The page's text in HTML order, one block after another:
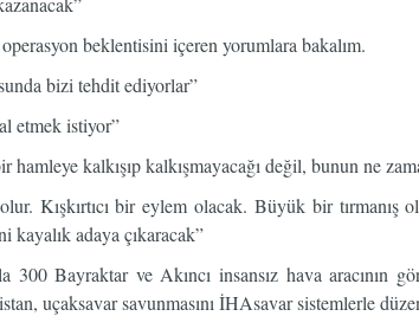
beklentisini içeren yorumlara bakalım.
bizi tehdit ediyorlar”
etmek istiyor”
hamleye kalkışıp kalkışmayacağı değil, bunun ne
Kışkırtıcı bir eylem olacak. Büyük bir tırmanış
kayalık adaya çıkaracak”
300 Bayraktar ve Akıncı insansız hava aracının
uçaksavar savunmasını İHAsavar sistemlerle